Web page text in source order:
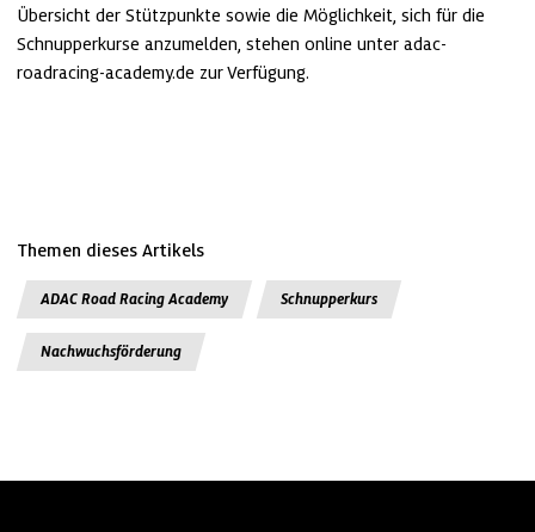
Übersicht der Stützpunkte sowie die Möglichkeit, sich für die
Schnupperkurse anzumelden, stehen online unter adac-
roadracing-academy.de zur Verfügung.
Themen dieses Artikels
ADAC Road Racing Academy Schnupperkurs
Nachwuchsförderung